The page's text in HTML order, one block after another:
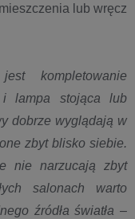
lub wręcz
kompletowanie
i lampa stojąca lub
dobrze wyglądają w
zbyt blisko siebie.
nie narzucają zbyt
salonach warto
źródła światła –